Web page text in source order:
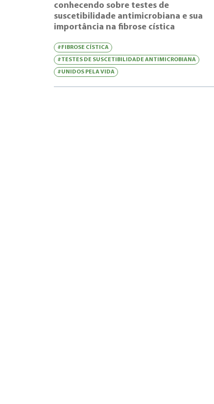
conhecendo sobre testes de
suscetibilidade antimicrobiana e sua
importância na fibrose cística
#FIBROSE CÍSTICA
#TESTES DE SUSCETIBILIDADE ANTIMICROBIANA
#UNIDOS PELA VIDA